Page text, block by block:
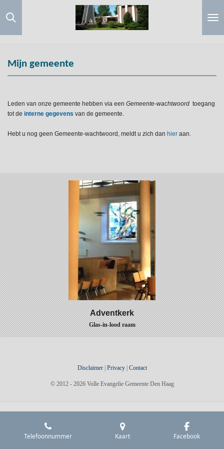
direct
Mijn gemeente
Leden van onze gemeente hebben via een Gemeente-wachtwoord toegang
tot de interne gegevens van de gemeente.
Hebt u nog geen Gemeente-wachtwoord, meldt u zich dan hier aan.
Adventkerk
Glas-in-lood raam
Disclaimer Privacy Contact
© 2012 - 2026 Volle Evangelie Gemeente Den Haag
Telefoonnummer Kaart Facebook